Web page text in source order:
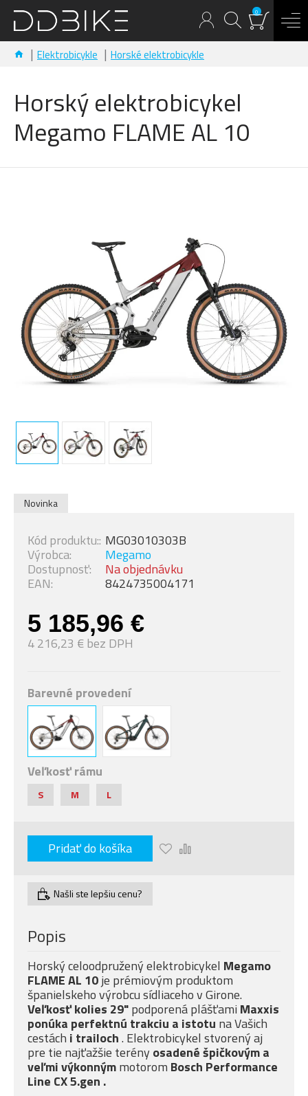
0
Elektrobicykle Horské elektrobicykle
Horský elektrobicykel
Megamo FLAME AL 10
Novinka
5 185,96 €
4 216,23 € bez DPH
Dostupnosť: Na objednávku
Výrobca: Megamo
Kód produktu:: MG03010303B
EAN: 8424735004171
Barevné provedení
Veľkosť rámu
S M L
Pridať do košíka
Našli ste lepšiu cenu?
Popis
Horský celoodpružený elektrobicykel Megamo
FLAME AL 10je prémiovým produktom
španielskeho výrobcu sídliaceho v Girone.
Veľkosť kolies 29"podporená plášťami Maxxis
ponúka perfektnú trakciu a istotu na Vašich
cestách i trailoch. Elektrobicykel stvorený aj
pre tie najťažšie terény osadené špičkovým a
veľmivýkonnýmmotorom Bosch Performance
Line CX 5.gen .